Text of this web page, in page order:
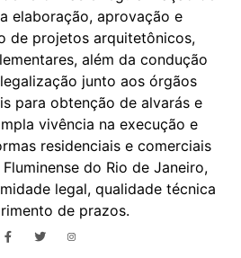
elaboração, aprovação e
de projetos arquitetônicos,
além da condução
junto aos órgãos
para obtenção de alvarás e
vivência na execução e
residenciais e comerciais
do Rio de Janeiro,
legal, qualidade técnica
de prazos.